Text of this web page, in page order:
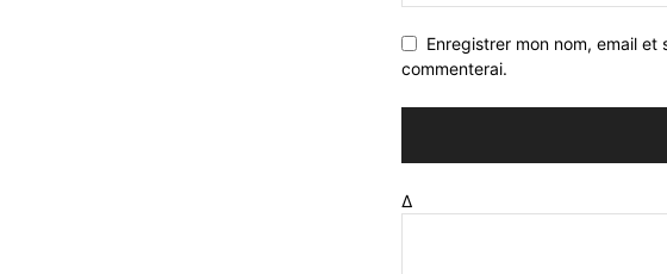
Enregistrer mon nom, email
commenterai.
Δ